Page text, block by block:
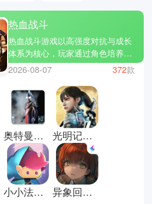
热血战斗
热血战斗游戏以高强度对抗与成长
体系为核心，玩家通过角色培养、
技能组合与战斗操作不断提升实
力，在多样化战场中完成挑战。游
戏通常融合连招系统、装备强化、
关卡推进与竞技对战，强调节奏感
与爆发式战斗体验。火影忍者手
游、王者荣耀、崩坏3，涵盖了格
斗竞技、团队对抗与剧情战斗等多
种玩法类型。玩家可以通过不断练
习操作、优化阵容与提升角色战
力，在对战中释放技能连击，体验
强对抗与高节奏的战斗乐趣。
2026-08-07 372款
奥特曼格斗进化重生直装版 光明记忆无限手游
小小法师小游戏 异象回声官方版